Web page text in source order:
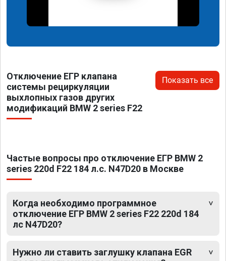
Отключение ЕГР клапана
системы рециркуляции
выхлопных газов других
модификаций BMW 2 series F22
Показать все
Частые вопросы про отключение ЕГР BMW 2
series 220d F22 184 л.с. N47D20 в Москве
Когда необходимо программное
отключение ЕГР BMW 2 series F22 220d 184
лс N47D20?
Нужно ли ставить заглушку клапана EGR